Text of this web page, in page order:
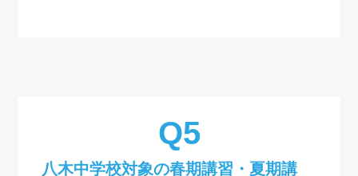
八木中学校対象の春期講習・夏期講